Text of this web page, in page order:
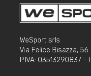
WeSport srls
Via Felice Bisazza, 56
P.IVA: 03513290837 -